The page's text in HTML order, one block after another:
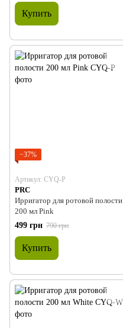
Купить
−37%
Артикул: CYQ-P
PRC
Ирригатор для ротовой полости
200 мл Pink
499 грн 790 грн
Купить